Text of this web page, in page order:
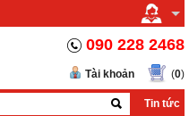
090 228 2468
(0)
Tài khoản
Tin tức